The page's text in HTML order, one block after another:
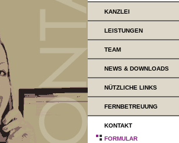
KANZLEI
LEISTUNGEN
TEAM
NEWS & DOWNLOADS
NÜTZLICHE LINKS
FERNBETREUUNG
KONTAKT
FORMULAR